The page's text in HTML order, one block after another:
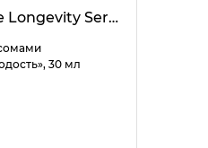
Muse Absolute Longevity Serum
30 мл